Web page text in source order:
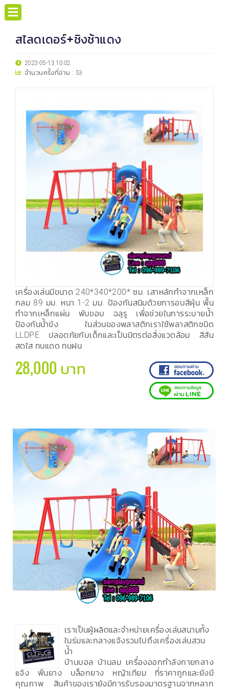
สไลดเดอร์+ชิงช้าแดง
2023-05-13 10:02
จำนวนครั้งที่อ่าน : 53
เครื่องเล่นมีขนาด 240*340*200* ซม. เสาหลักทำจากเหล็ก
กลม 89 มม. หนา 1-2 มม. ป้องกันสนิมด้วยการอบสีฝุ่น พื้น
ทำจากเหล็กแผ่น พับขอบ ฉลุรู เพื่อช่วยในการระบายน้ำ
ป้องกันน้ำขัง ในส่วนของพลาสติกเราใช้พลาสติกชนิด
LLDPE ปลอดภัยกับเด็กและเป็นมิตรต่อสิ่งแวดล้อม สีสัน
สดใส ทนแดด ทนฝน
28,000 บาท
เราเป็นผู้ผลิตและจำหน่ายเครื่องเล่นสนามทั้ง
ในร่มและกลางแจ้งรวมไปถึงเครื่องเล่นสวน
น้ำ
บ้านบอล บ้านลม เครื่องออกกำลังกายกลาง
แจ้ง พื้นยาง บล็อกยาง หญ้าเทียม ที่ราคาถูกและยังมี
คุณภาพ สินค้าของเรายังมีการรับรองมาตรฐานจากหลาก